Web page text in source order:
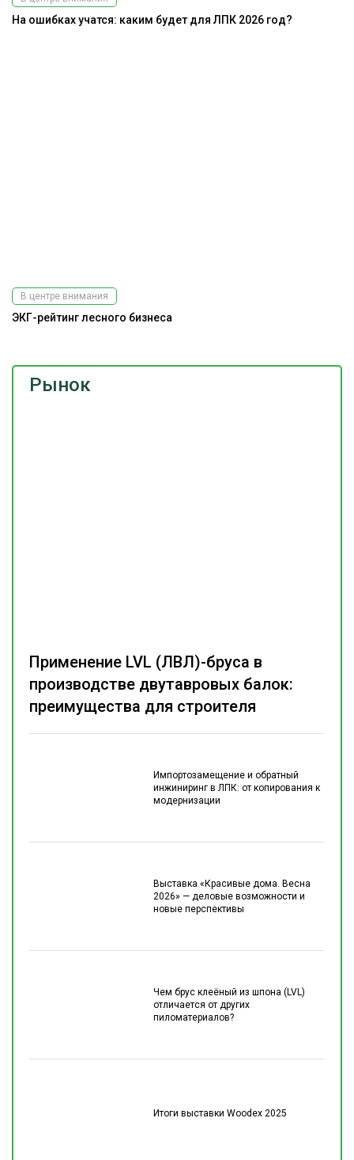
Рынок
Импортозамещение и обратный
инжиниринг в ЛПК: от копирования к
модернизации
Выставка «Красивые дома. Весна
2026» — деловые возможности и
новые перспективы
Чем брус клеёный из шпона (LVL)
отличается от других
пиломатериалов?
Итоги выставки Woodex 2025
Применение LVL (ЛВЛ)-бруса в
производстве двутавровых балок:
преимущества для строителя
На ошибках учатся: каким будет для ЛПК 2026 год?
В центре внимания
ЭКГ-рейтинг лесного бизнеса